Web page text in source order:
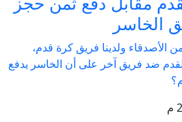
الخاسر
ولدينا فريق كرة قدم،
ضد فريق آخر على أن الخاسر يدفع